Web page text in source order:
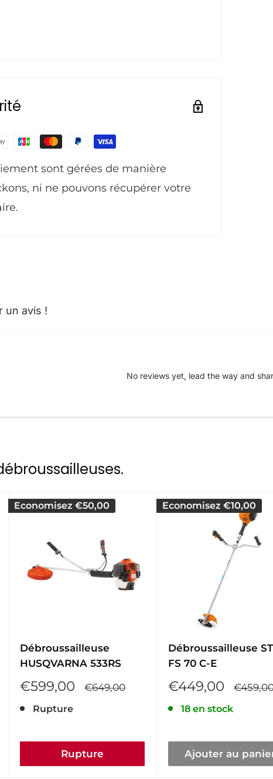
dans un matériau résistant à
sont gérées de manière
ni ne pouvons récupérer votre
un avis !
No reviews yet, lead the way and
Economisez €50,00
Débroussailleuse
HUSQVARNA 533RS
Prix
€599,00
Prix
€649,00
Rupture
Rupture
Economisez €10,00
Débroussailleuse
FS 70 C-E
Prix
€449,00
Prix
18 en stock
Ajouter au